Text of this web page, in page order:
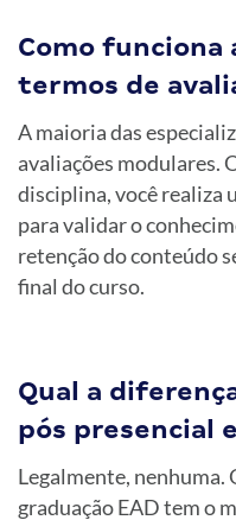
Como funciona
termos de
A maioria das
avaliações modulares.
disciplina, você realiza
para validar o
retenção do conteúdo
final do curso.
Qual a
pós presencial
Legalmente, nenhuma.
graduação EAD tem o